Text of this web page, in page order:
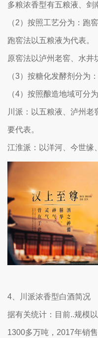
多粮浓香型有五粮液、剑
（2）按照工艺分为：跑
跑窖法以五粮液为代表。
原窖法以泸州老窖、水井
（3）按糖化发酵剂分为
（4）按照酿造地域可分
川派：以五粮液、泸州老
要代表。
江淮派：以洋河、今世缘
4、川派浓香型白酒简况
据有关统计：目前..规模
1300多万吨，2017年销